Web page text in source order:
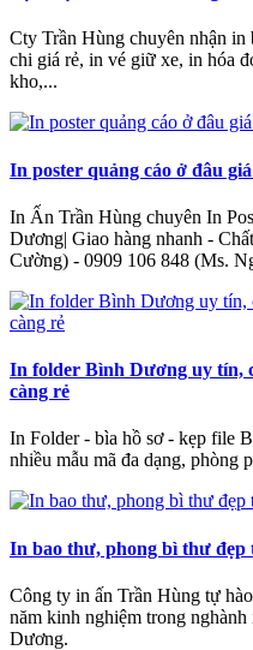
Cty Trần Hùng chuyên nhận in
chi giá rẻ, in vé giữ xe, in hóa
kho,...
In poster quảng cáo ở đâu
In Ấn Trần Hùng chuyên In
Dương| Giao hàng nhanh -
Cường) - 0909 106 848 (Ms.
In folder Bình Dương uy tín,
càng rẻ
In Folder - bìa hồ sơ - kẹp file
nhiều mẫu mã đa dạng, phòng
In bao thư, phong bì thư
Công ty in ấn Trần Hùng tự
năm kinh nghiệm trong
Dương.